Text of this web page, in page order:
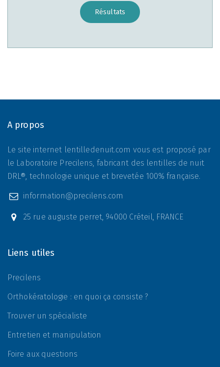
Résultats
A propos
Le site internet lentilledenuit.com vous est proposé par
le Laboratoire Precilens, fabricant des lentilles de nuit
DRL®, technologie unique et brevetée 100% française.
information@precilens.com
25 rue auguste perret, 94000 Créteil, FRANCE
Liens utiles
Precilens
Orthokératologie : en quoi ça consiste ?
Trouver un spécialiste
Entretien et manipulation
Foire aux questions